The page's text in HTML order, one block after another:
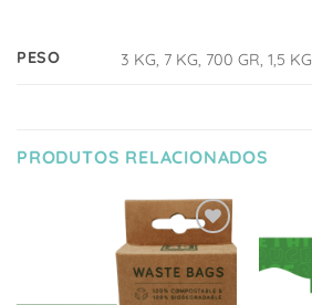
PESO 3 KG, 7 KG, 700 GR, 1,5 KG
PRODUTOS RELACIONADOS
Adicionar
à Lista
de
Desejos